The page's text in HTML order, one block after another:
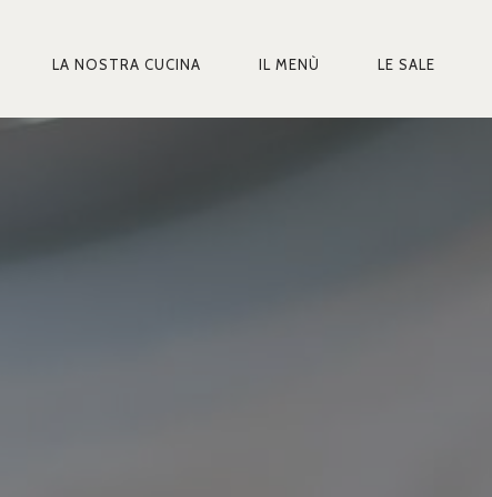
LA NOSTRA CUCINA IL MENÙ LE SALE